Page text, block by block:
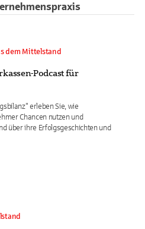
dem Mittelstand
Podcast für
erleben Sie, wie
Chancen nutzen und
über ihre Erfolgsgeschichten und